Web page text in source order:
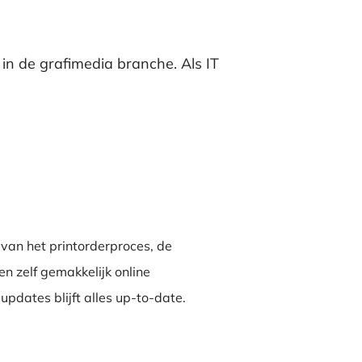
de grafimedia branche. Als IT
het printorderproces, de
zelf gemakkelijk online
updates blijft alles up-to-date.